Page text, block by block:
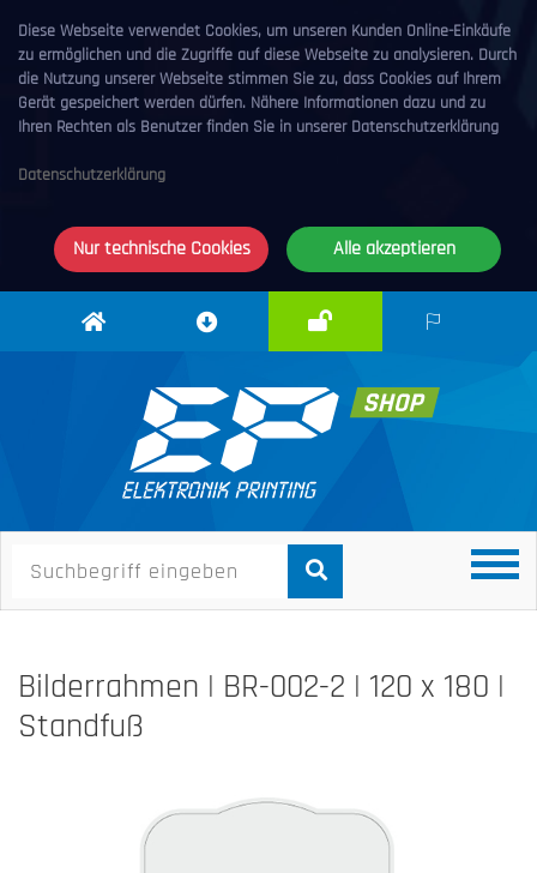
Diese Webseite verwendet Cookies, um unseren Kunden Online-Einkäufe
zu ermöglichen und die Zugriffe auf diese Webseite zu analysieren. Durch
die Nutzung unserer Webseite stimmen Sie zu, dass Cookies auf Ihrem
Gerät gespeichert werden dürfen. Nähere Informationen dazu und zu
Ihren Rechten als Benutzer finden Sie in unserer Datenschutzerklärung
Datenschutzerklärung
Nur technische Cookies Alle akzeptieren
Elektronik
Downloadcenter
Bilderrahmen | BR-002-2 | 120 x 180 |
Standfuß